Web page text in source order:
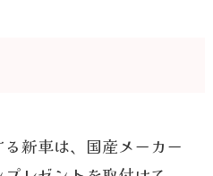
新車は、国産メーカー